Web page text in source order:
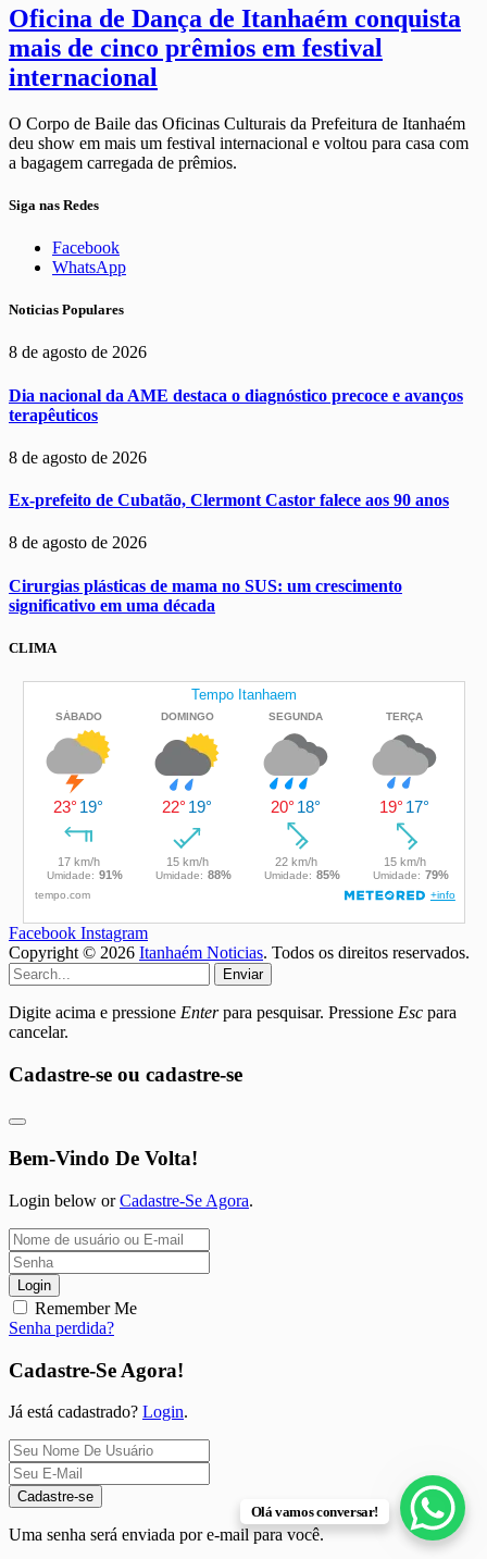
Oficina de Dança de Itanhaém conquista
mais de cinco prêmios em festival
internacional
O Corpo de Baile das Oficinas Culturais da Prefeitura de Itanhaém
deu show em mais um festival internacional e voltou para casa com
a bagagem carregada de prêmios.
Siga nas Redes
Facebook
WhatsApp
Noticias Populares
8 de agosto de 2026
Dia nacional da AME destaca o diagnóstico precoce e avanços
terapêuticos
8 de agosto de 2026
Ex-prefeito de Cubatão, Clermont Castor falece aos 90 anos
8 de agosto de 2026
Cirurgias plásticas de mama no SUS: um crescimento
significativo em uma década
CLIMA
Facebook Instagram
Copyright © 2026 Itanhaém Noticias. Todos os direitos reservados.
Enviar
Digite acima e pressione Enterpara pesquisar. Pressione Esc para
cancelar.
Olá vamos conversar!
Cadastre-se ou cadastre-se
Bem-Vindo De Volta!
Login below orCadastre-Se Agora.
Login
Remember Me
Senha perdida?
Cadastre-Se Agora!
Já está cadastrado? Login.
Cadastre-se
Uma senha será enviada por e-mail para você.